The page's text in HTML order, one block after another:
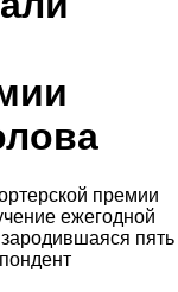
премии
ежегодной
пять